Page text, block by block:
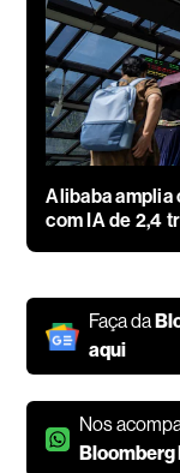
Alibaba amplia
com IA de 2,4
Faça da
aqui
Nos
Bloomberg